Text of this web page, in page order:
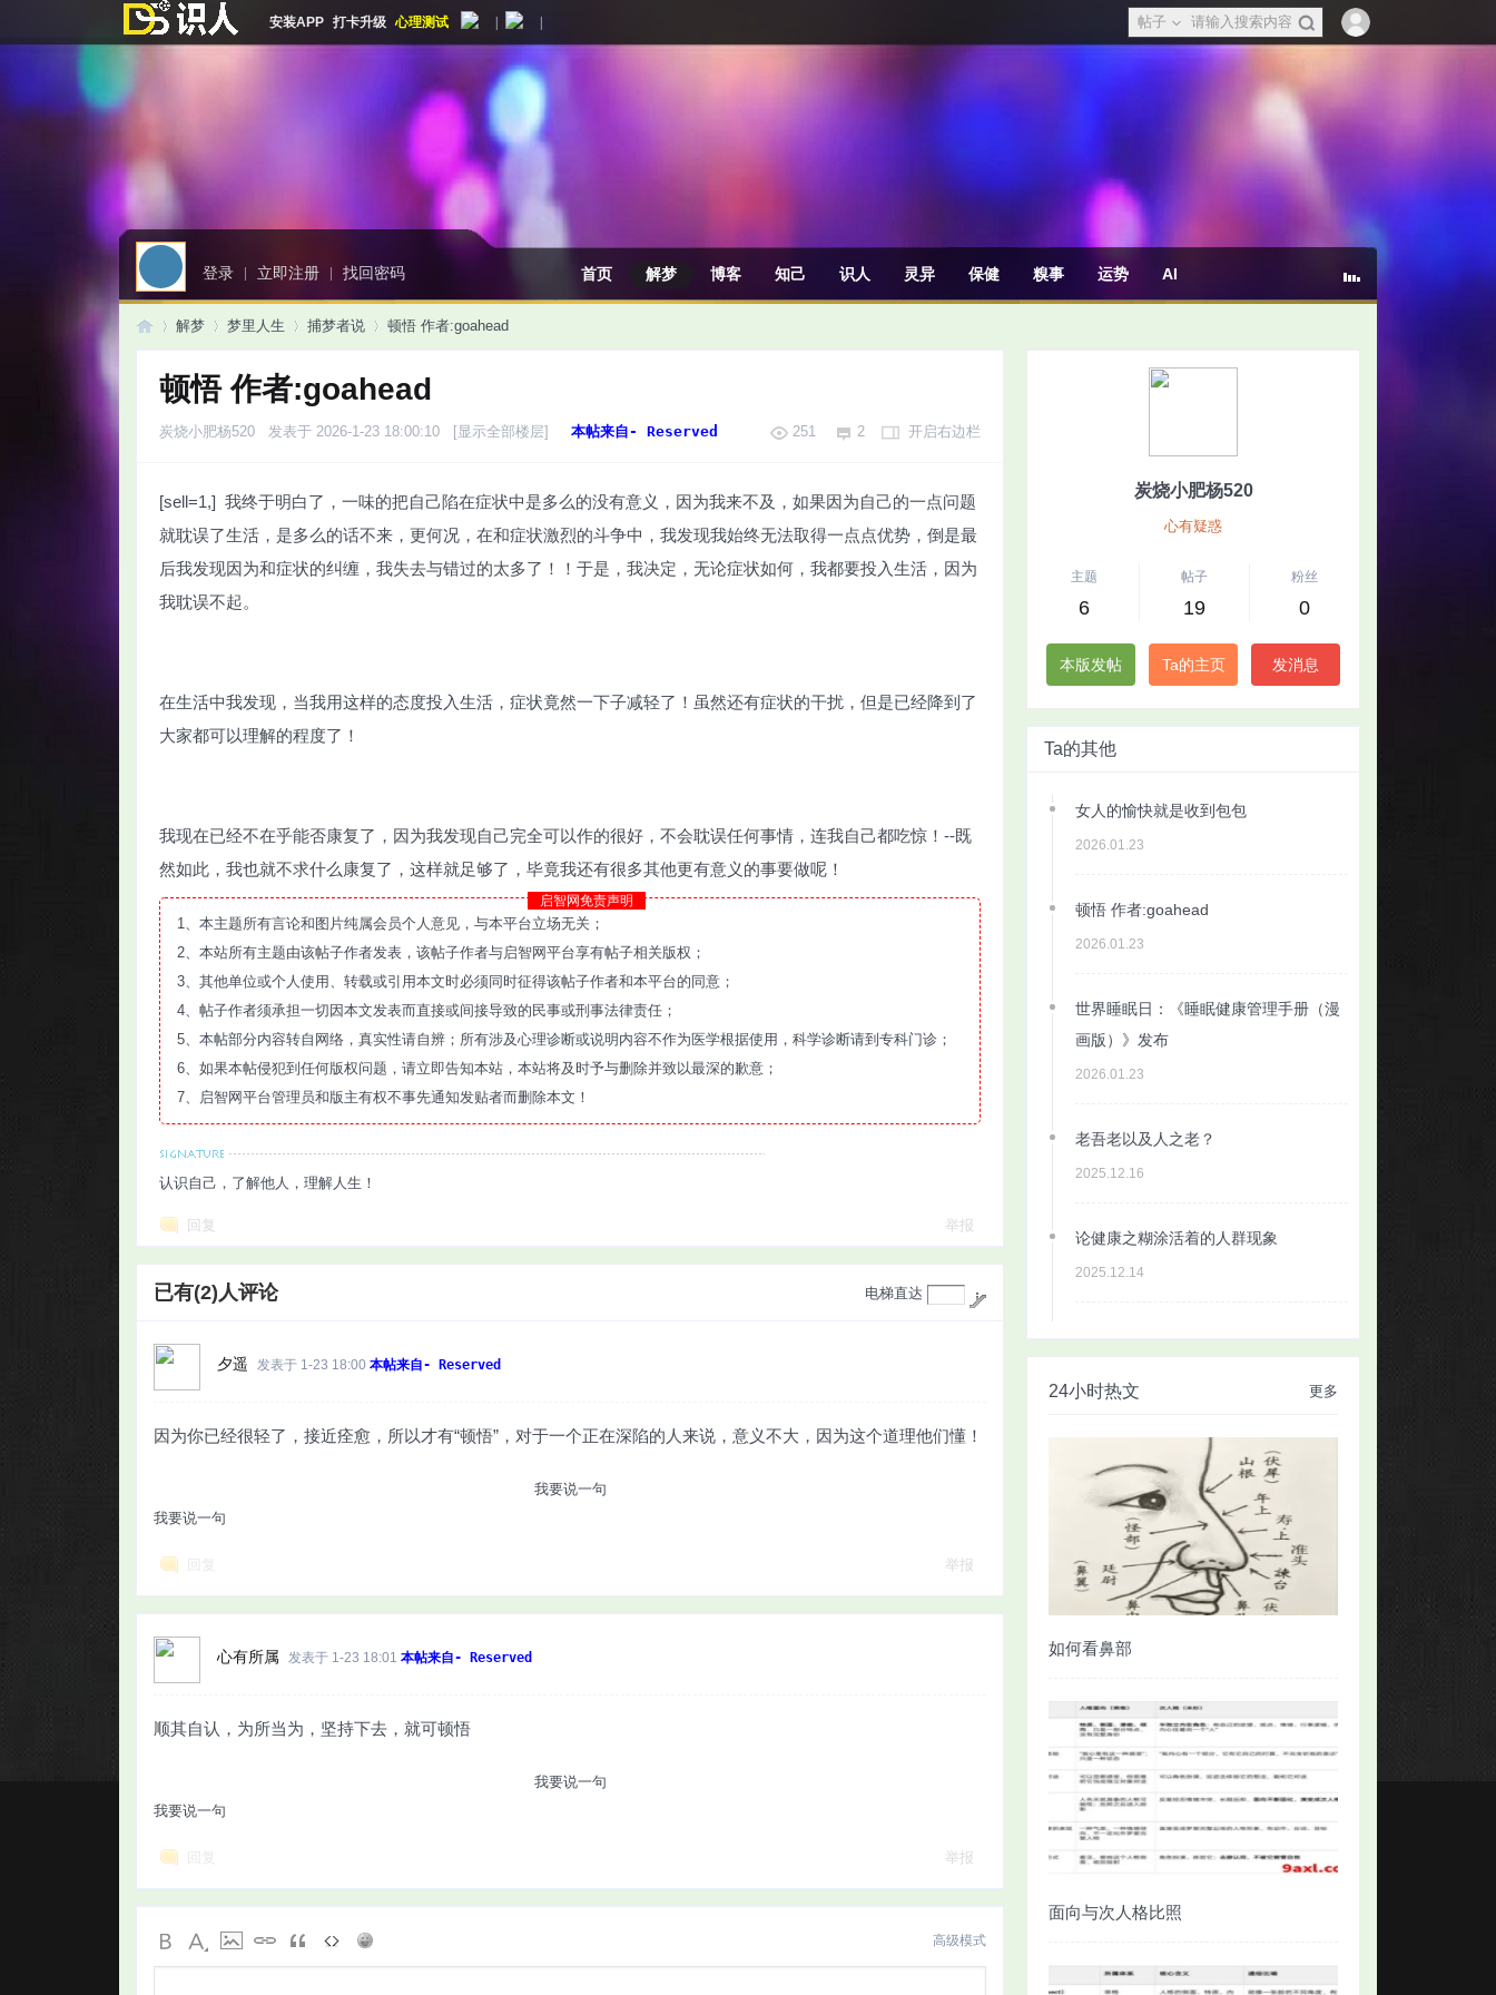
安装APP 打卡升级 心理测试 帖子
登录 | 立即注册 | 找回密码 首页 解梦 博客 知己 识人 灵异 保健 糗事 运势 AI
解梦 梦里人生 捕梦者说 顿悟 作者:goahead
炭烧小肥杨520
心有疑惑
主题
6
帖子
19
粉丝
0
本版发帖 Ta的主页 发消息
Ta的其他
女人的愉快就是收到包包
2026.01.23
顿悟 作者:goahead
2026.01.23
世界睡眠日：《睡眠健康管理手册（漫
画版）》发布
2026.01.23
老吾老以及人之老？
2025.12.16
论健康之糊涂活着的人群现象
2025.12.14
更多
24小时热文
如何看鼻部
面向与次人格比照
顿悟 作者:goahead
炭烧小肥杨520 发表于 2026-1-23 18:00:10 [显示全部楼层] 本帖来自- Reserved 开启右边栏
251 2
[sell=1,] 我终于明白了，一味的把自己陷在症状中是多么的没有意义，因为我来不及，如果因为自己的一点问题
就耽误了生活，是多么的话不来，更何况，在和症状激烈的斗争中，我发现我始终无法取得一点点优势，倒是最
后我发现因为和症状的纠缠，我失去与错过的太多了！！于是，我决定，无论症状如何，我都要投入生活，因为
我耽误不起。
在生活中我发现，当我用这样的态度投入生活，症状竟然一下子减轻了！虽然还有症状的干扰，但是已经降到了
大家都可以理解的程度了！
我现在已经不在乎能否康复了，因为我发现自己完全可以作的很好，不会耽误任何事情，连我自己都吃惊！--既
然如此，我也就不求什么康复了，这样就足够了，毕竟我还有很多其他更有意义的事要做呢！
启智网免责声明
1、本主题所有言论和图片纯属会员个人意见，与本平台立场无关；
2、本站所有主题由该帖子作者发表，该帖子作者与启智网平台享有帖子相关版权；
3、其他单位或个人使用、转载或引用本文时必须同时征得该帖子作者和本平台的同意；
4、帖子作者须承担一切因本文发表而直接或间接导致的民事或刑事法律责任；
5、本帖部分内容转自网络，真实性请自辨；所有涉及心理诊断或说明内容不作为医学根据使用，科学诊断请到专科门诊；
6、如果本帖侵犯到任何版权问题，请立即告知本站，本站将及时予与删除并致以最深的歉意；
7、启智网平台管理员和版主有权不事先通知发贴者而删除本文！
认识自己，了解他人，理解人生！
回复 举报
已有(2)人评论 电梯直达
夕遥 发表于 1-23 18:00 本帖来自- Reserved
因为你已经很轻了，接近痊愈，所以才有“顿悟”，对于一个正在深陷的人来说，意义不大，因为这个道理他们懂！
我要说一句
我要说一句
举报
心有所属 发表于 1-23 18:01 本帖来自- Reserved
顺其自认，为所当为，坚持下去，就可顿悟
我要说一句
我要说一句
举报
高级模式